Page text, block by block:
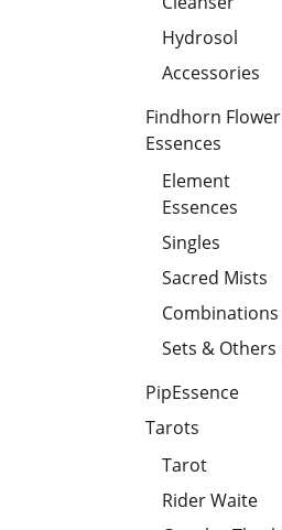
Hydrosol
Accessories
Findhorn Flower
Essences
Element
Essences
Singles
Sacred Mists
Combinations
Sets & Others
PipEssence
Tarots
Tarot
Rider Waite